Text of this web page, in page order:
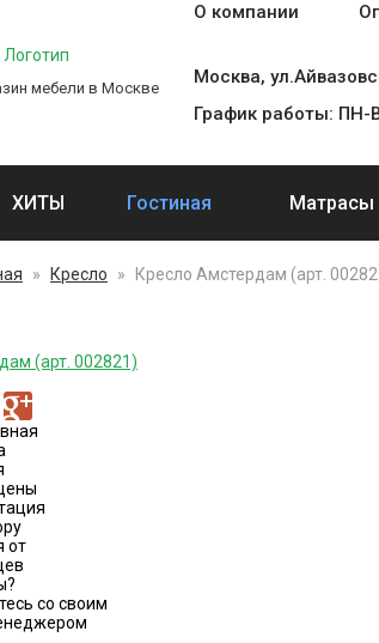
мебели в Москве
О компании
Москва,
График работы: ПН-
ХИТЫ Гостиная Матрасы
» Кресло » Кресло Амстердам (арт.
от
со своим